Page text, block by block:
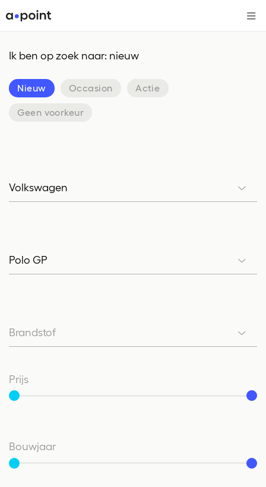
Ik ben op zoek naar: nieuw
Nieuw Occasion Actie
Geen voorkeur
Volkswagen
Merk
Polo GP
Model
Brandstof
Brandstof
Prijs
Vanaf
Tot
Bouwjaar
Vanaf
Tot